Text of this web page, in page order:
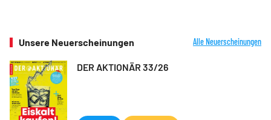
Unsere Neuerscheinungen Alle Neuerscheinungen
DER AKTIONÄR 33/26